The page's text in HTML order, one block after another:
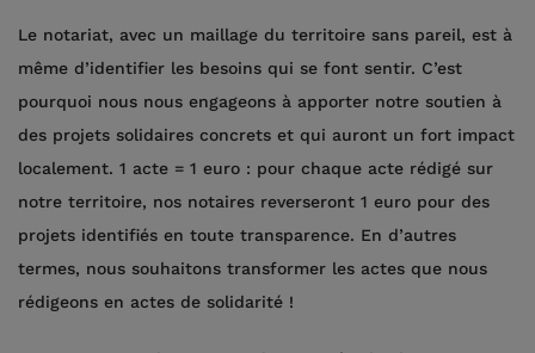
Le notariat, avec un maillage du territoire sans pareil, est à
même d’identifier les besoins qui se font sentir. C’est
pourquoi nous nous engageons à apporter notre soutien à
des projets solidaires concrets et qui auront un fort impact
localement. 1 acte = 1 euro : pour chaque acte rédigé sur
notre territoire, nos notaires reverseront 1 euro pour des
projets identifiés en toute transparence. En d’autres
termes, nous souhaitons transformer les actes que nous
rédigeons en actes de solidarité !